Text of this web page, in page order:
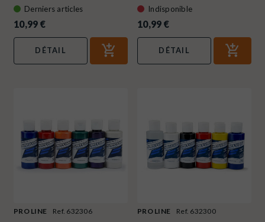
Derniers articles
10,99 €
DÉTAIL
Indisponible
10,99 €
DÉTAIL
PRO LINE
Ref. 632306
PRO LINE
Ref. 632300